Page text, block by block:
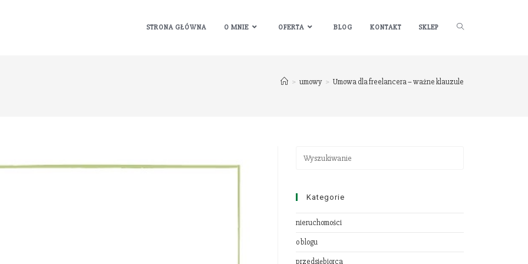
STRONA GŁÓWNA O MNIE OFERTA BLOG KONTAKT SKLEP
> umowy > Umowa dla freelancera – ważne klauzule
Kategorie
nieruchomości
o blogu
przedsiębiorca